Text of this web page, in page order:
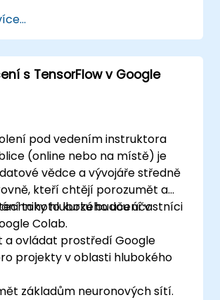
s TensorFlow v Google
pod vedením instruktora
(online nebo na místě) je
vědce a vývojáře středně
kteří chtějí porozumět a
hlubokého učení v
Colab.
tohoto kurzu budou účastníci
a ovládat prostředí Google
projekty v oblasti hlubokého
základům neuronových sítí.